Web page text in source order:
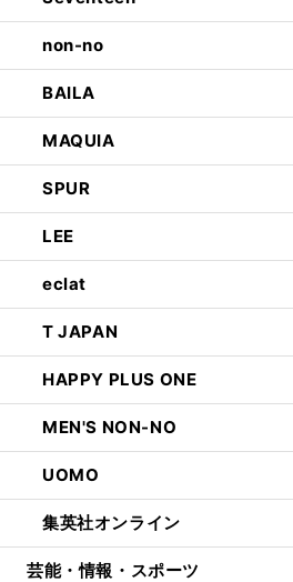
non-no
BAILA
MAQUIA
SPUR
LEE
eclat
T JAPAN
HAPPY PLUS ONE
MEN'S NON-NO
UOMO
集英社オンライン
芸能・情報・スポーツ